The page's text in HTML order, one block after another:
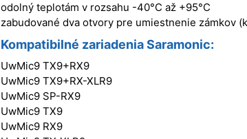
odolný teplotám v rozsahu -40°C až +95°C
zabudované dva otvory pre umiestnenie zámkov
Kompatibilné zariadenia Saramonic:
UwMic9 TX9+RX9
UwMic9 TX9+RX-XLR9
UwMic9 SP-RX9
UwMic9 TX9
UwMic9 RX9